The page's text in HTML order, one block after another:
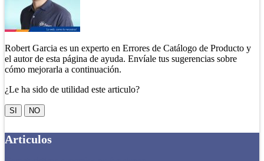
Robert Garcia es un experto en Errores de Catálogo de Producto y
el autor de esta página de ayuda. Envíale tus sugerencias sobre
cómo mejorarla a continuación.
¿Le ha sido de utilidad este articulo?
SI NO
Articulos